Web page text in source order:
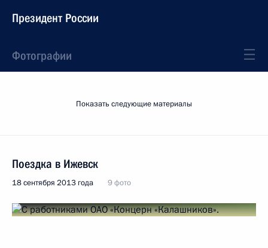
Президент России
Фотографии
Показать следующие материалы
Поездка в Ижевск
18 сентября 2013 года 9 фото